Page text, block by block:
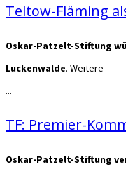
Teltow-Fläming
Oskar-Patzelt-Stiftung
Luckenwalde. Weitere
...
TF: Premier-
Oskar-Patzelt-Stiftung